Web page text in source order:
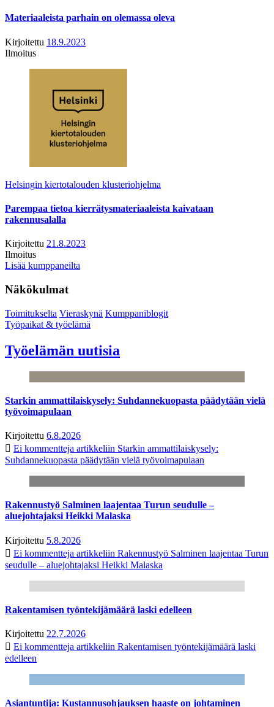
Materiaaleista parhain on olemassa oleva
Kirjoitettu 18.9.2023
Ilmoitus
Helsingin kiertotalouden klusteriohjelma
Parempaa tietoa kierrätysmateriaaleista kaivataan
rakennusalalla
Kirjoitettu 21.8.2023
Ilmoitus
Lisää kumppaneilta
Näkökulmat
Toimitukselta Vieraskynä Kumppaniblogit
Työpaikat & työelämä
Työelämän uutisia
Starkin ammattilaiskysely: Suhdannekuopasta päädytään vielä
työvoimapulaan
Kirjoitettu 6.8.2026
Ei kommentteja artikkeliin Starkin ammattilaiskysely:
Suhdannekuopasta päädytään vielä työvoimapulaan
Rakennustyö Salminen laajentaa Turun seudulle –
aluejohtajaksi Heikki Malaska
Kirjoitettu 5.8.2026
Ei kommentteja artikkeliin Rakennustyö Salminen laajentaa Turun
seudulle – aluejohtajaksi Heikki Malaska
Rakentamisen työntekijämäärä laski edelleen
Kirjoitettu 22.7.2026
Ei kommentteja artikkeliin Rakentamisen työntekijämäärä laski
edelleen
Asiantuntija: Kustannusohjauksen haaste on johtaminen